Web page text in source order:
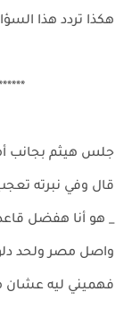
هكذا تردد هذا
جلس هيثم بجانب
قال وفي نبرته
واصل مصر ولحد
فهميني ليه